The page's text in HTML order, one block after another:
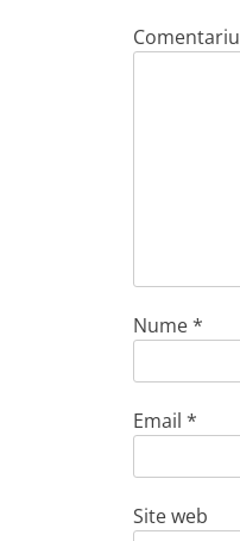
Comentariu
Nume*
Email *
Site web